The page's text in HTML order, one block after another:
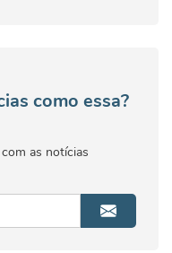
como essa?
as notícias